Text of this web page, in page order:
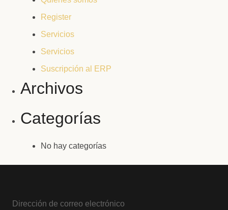
Register
Servicios
Servicios
Suscripción al ERP
Archivos
Categorías
No hay categorías
Dirección de correo electrónico